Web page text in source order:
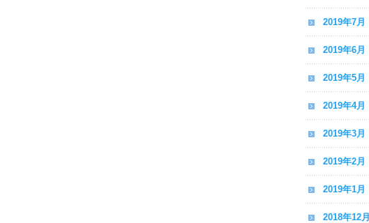
2019年7月
2019年6月
2019年5月
2019年4月
2019年3月
2019年2月
2019年1月
2018年12月